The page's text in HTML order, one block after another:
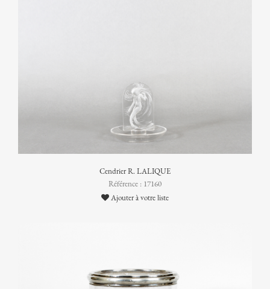
Cendrier R. LALIQUE
Référence : 17160
Ajouter à votre liste